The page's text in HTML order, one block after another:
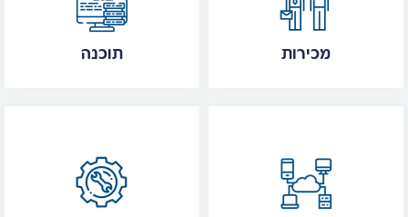
תוכנה מכירות